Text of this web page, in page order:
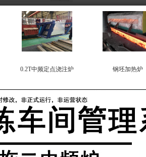
0.2T中频定点浇注炉 钢坯加热炉
电机端环焊接设备 电机转子导条焊